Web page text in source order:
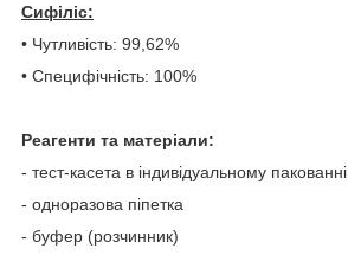
Сифіліс:
• Чутливість: 99,62%
• Специфічність: 100%
Реагенти та матеріали:
- тест-касета в індивідуальному пакованні
- одноразова піпетка
- буфер (розчинник)